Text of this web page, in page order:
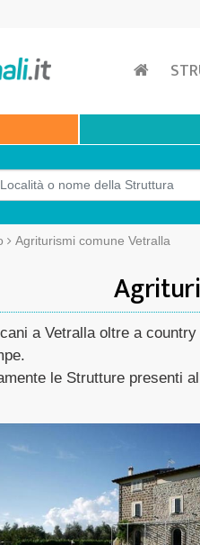
Agriturismi comune Vetralla
a Vetralla oltre a
le Strutture presenti